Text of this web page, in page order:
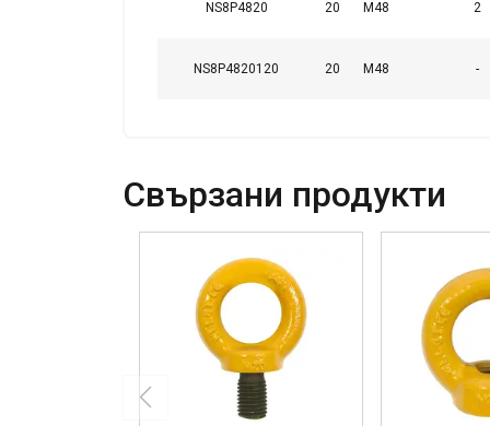
NS8P4820 20 M48 2
NS8P4820120 20 M48 -
Свързани продукти